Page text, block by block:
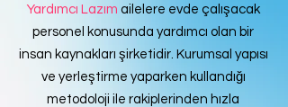
Yardımcı Lazım ailelere evde çalışacak
personel konusunda yardımcı olan bir
insan kaynakları şirketidir. Kurumsal yapısı
ve yerleştirme yaparken kullandığı
metodoloji ile rakiplerinden hızla